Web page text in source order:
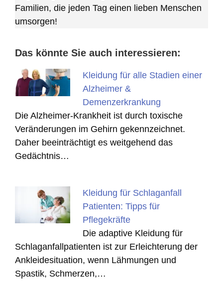
Familien, die jeden Tag einen lieben Menschen
umsorgen!
Das könnte Sie auch interessieren:
Kleidung für alle Stadien einer
Alzheimer &
Demenzerkrankung
Die Alzheimer-Krankheit ist durch toxische
Veränderungen im Gehirn gekennzeichnet.
Daher beeinträchtigt es weitgehend das
Gedächtnis…
Kleidung für Schlaganfall
Patienten: Tipps für
Pflegekräfte
Die adaptive Kleidung für
Schlaganfallpatienten ist zur Erleichterung der
Ankleidesituation, wenn Lähmungen und
Spastik, Schmerzen,…